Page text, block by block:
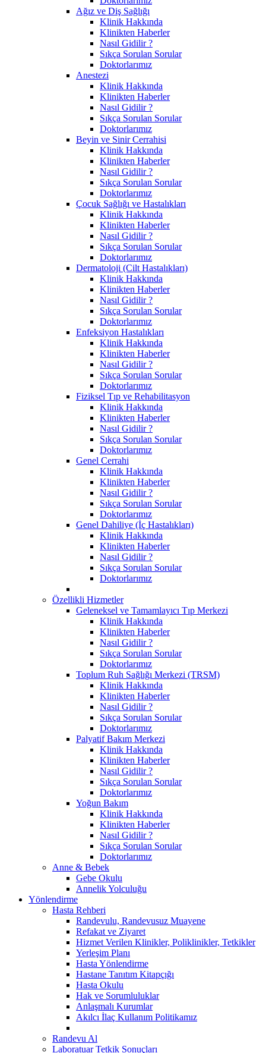
Ağız ve Diş Sağlığı
Klinik Hakkında
Klinikten Haberler
Nasıl Gidilir ?
Sıkça Sorulan Sorular
Doktorlarımız
Anestezi
Klinik Hakkında
Klinikten Haberler
Nasıl Gidilir ?
Sıkça Sorulan Sorular
Doktorlarımız
Beyin ve Sinir Cerrahisi
Klinik Hakkında
Klinikten Haberler
Nasıl Gidilir ?
Sıkça Sorulan Sorular
Doktorlarımız
Çocuk Sağlığı ve Hastalıkları
Klinik Hakkında
Klinikten Haberler
Nasıl Gidilir ?
Sıkça Sorulan Sorular
Doktorlarımız
Dermatoloji (Cilt Hastalıkları)
Klinik Hakkında
Klinikten Haberler
Nasıl Gidilir ?
Sıkça Sorulan Sorular
Doktorlarımız
Enfeksiyon Hastalıkları
Klinik Hakkında
Klinikten Haberler
Nasıl Gidilir ?
Sıkça Sorulan Sorular
Doktorlarımız
Fiziksel Tıp ve Rehabilitasyon
Klinik Hakkında
Klinikten Haberler
Nasıl Gidilir ?
Sıkça Sorulan Sorular
Doktorlarımız
Genel Cerrahi
Klinik Hakkında
Klinikten Haberler
Nasıl Gidilir ?
Sıkça Sorulan Sorular
Doktorlarımız
Genel Dahiliye (İç Hastalıkları)
Klinik Hakkında
Klinikten Haberler
Nasıl Gidilir ?
Sıkça Sorulan Sorular
Doktorlarımız
Özellikli Hizmetler
Geleneksel ve Tamamlayıcı Tıp Merkezi
Klinik Hakkında
Klinikten Haberler
Nasıl Gidilir ?
Sıkça Sorulan Sorular
Doktorlarımız
Toplum Ruh Sağlığı Merkezi (TRSM)
Klinik Hakkında
Klinikten Haberler
Nasıl Gidilir ?
Sıkça Sorulan Sorular
Doktorlarımız
Palyatif Bakım Merkezi
Klinik Hakkında
Klinikten Haberler
Nasıl Gidilir ?
Sıkça Sorulan Sorular
Doktorlarımız
Yoğun Bakım
Klinik Hakkında
Klinikten Haberler
Nasıl Gidilir ?
Sıkça Sorulan Sorular
Doktorlarımız
Anne & Bebek
Gebe Okulu
Annelik Yolculuğu
Yönlendirme
Hasta Rehberi
Randevulu, Randevusuz Muayene
Refakat ve Ziyaret
Hizmet Verilen Klinikler, Poliklinikler, Tetkikler
Yerleşim Planı
Hasta Yönlendirme
Hastane Tanıtım Kitapçığı
Hasta Okulu
Hak ve Sorumluluklar
Anlaşmalı Kurumlar
Akılcı İlaç Kullanım Politikamız
Randevu Al
Laboratuar Tetkik Sonuçları